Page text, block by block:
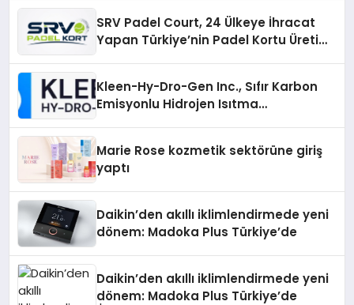
SRV Padel Court, 24 Ülkeye İhracat
Yapan Türkiye’nin Padel Kortu Üretim
Kleen-Hy-Dro-Gen Inc., Sıfır Karbon
Emisyonlu Hidrojen Isıtma
Marie Rose kozmetik sektörüne giriş
yaptı
Daikin’den akıllı iklimlendirmede yeni
dönem: Madoka Plus Türkiye’de
Daikin’den akıllı iklimlendirmede yeni
dönem: Madoka Plus Türkiye’de